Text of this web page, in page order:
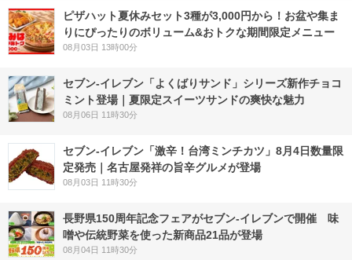
ピザハット夏休みセット3種が3,000円から！お盆や集ま
りにぴったりのボリューム&おトクな期間限定メニュー
08月03日 13時00分
セブン‐イレブン「よくばりサンド」シリーズ新作チョコ
ミント登場｜夏限定スイーツサンドの爽快な魅力
08月06日 11時30分
セブン-イレブン「激辛！台湾ミンチカツ」8月4日数量限
定発売｜名古屋発祥の旨辛グルメが登場
08月03日 11時30分
長野県150周年記念フェアがセブン-イレブンで開催 味
噌や伝統野菜を使った新商品21品が登場
08月04日 11時30分